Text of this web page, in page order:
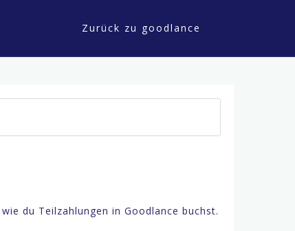
Zurück zu goodlance
du Teilzahlungen in Goodlance buchst.